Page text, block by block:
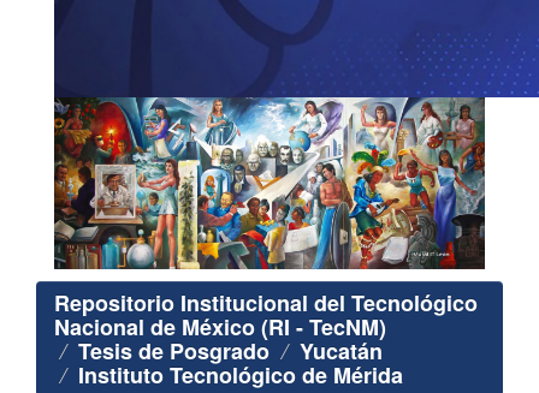
Repositorio Institucional del Tecnológico
Nacional de México (RI - TecNM)
Tesis de Posgrado Yucatán
Instituto Tecnológico de Mérida